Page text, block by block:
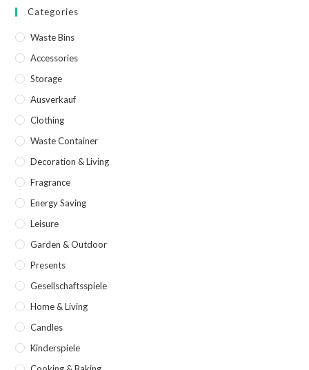
Categories
Waste Bins
Accessories
Storage
Ausverkauf
Clothing
Waste Container
Decoration & Living
Fragrance
Energy Saving
Leisure
Garden & Outdoor
Presents
Gesellschaftsspiele
Home & Living
Candles
Kinderspiele